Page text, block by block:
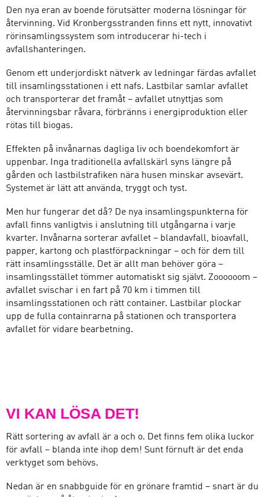
Den nya eran av boende förutsätter moderna lösningar för
återvinning. Vid Kronbergsstranden finns ett nytt, innovativt
rörinsamlingssystem som introducerar hi-tech i
avfallshanteringen.
Genom ett underjordiskt nätverk av ledningar färdas avfallet
till insamlingsstationen i ett nafs. Lastbilar samlar avfallet
och transporterar det framåt – avfallet utnyttjas som
återvinningsbar råvara, förbränns i energiproduktion eller
rötas till biogas.
Effekten på invånarnas dagliga liv och boendekomfort är
uppenbar. Inga traditionella avfallskärl syns längre på
gården och lastbilstrafiken nära husen minskar avsevärt.
Systemet är lätt att använda, tryggt och tyst.
Men hur fungerar det då? De nya insamlingspunkterna för
avfall finns vanligtvis i anslutning till utgångarna i varje
kvarter. Invånarna sorterar avfallet – blandavfall, bioavfall,
papper, kartong och plastförpackningar – och för dem till
rätt insamlingsställe. Det är allt man behöver göra –
insamlingsstället tömmer automatiskt sig självt. Zoooooom –
avfallet svischar i en fart på 70 km i timmen till
insamlingsstationen och rätt container. Lastbilar plockar
upp de fulla containrarna på stationen och transportera
avfallet för vidare bearbetning.
VI KAN LÖSA DET!
Rätt sortering av avfall är a och o. Det finns fem olika luckor
för avfall – blanda inte ihop dem! Sunt förnuft är det enda
verktyget som behövs.
Nedan är en snabbguide för en grönare framtid – snart är du